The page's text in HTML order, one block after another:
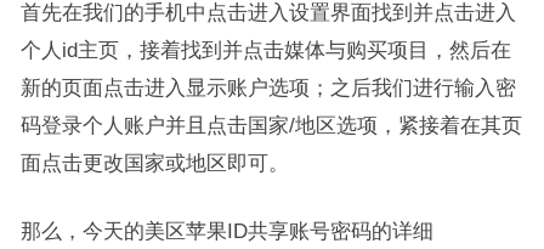
首先在我们的手机中点击进入设置界面找到并点击进入
个人id主页，接着找到并点击媒体与购买项目，然后在
新的页面点击进入显示账户选项；之后我们进行输入密
码登录个人账户并且点击国家/地区选项，紧接着在其页
面点击更改国家或地区即可。
那么，今天的美区苹果ID共享账号密码的详细